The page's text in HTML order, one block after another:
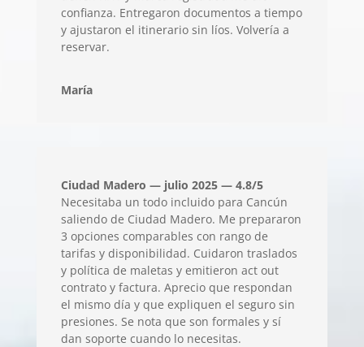
confianza. Entregaron documentos a tiempo
y ajustaron el itinerario sin líos. Volvería a
reservar.
María
Ciudad Madero — julio 2025 — 4.8/5
Necesitaba un todo incluido para Cancún
saliendo de Ciudad Madero. Me prepararon
3 opciones comparables con rango de
tarifas y disponibilidad. Cuidaron traslados
y política de maletas y emitieron act out
contrato y factura. Aprecio que respondan
el mismo día y que expliquen el seguro sin
presiones. Se nota que son formales y sí
dan soporte cuando lo necesitas.